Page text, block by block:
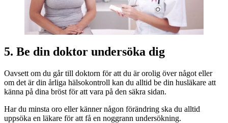
5. Be din doktor undersöka dig
Oavsett om du går till doktorn för att du är orolig över något eller
om det är din årliga hälsokontroll kan du alltid be din husläkare att
känna på dina bröst för att vara på den säkra sidan.
Har du minsta oro eller känner någon förändring ska du alltid
uppsöka en läkare för att få en noggrann undersökning.